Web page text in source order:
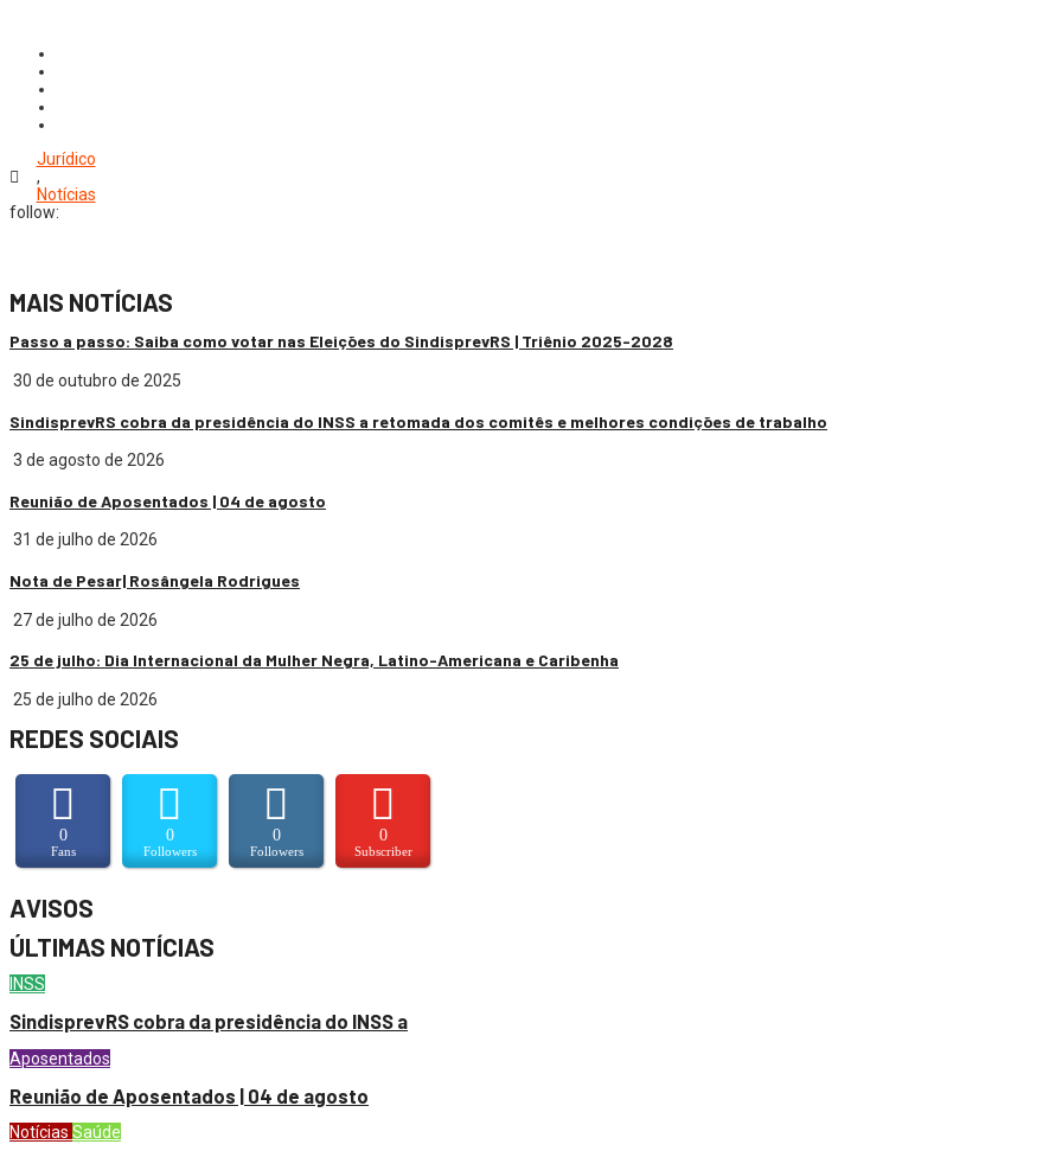
Jurídico
,
Notícias
follow:
MAIS NOTÍCIAS
Passo a passo: Saiba como votar nas Eleições do SindisprevRS | Triênio 2025-2028
30 de outubro de 2025
SindisprevRS cobra da presidência do INSS a retomada dos comitês e melhores condições de trabalho
3 de agosto de 2026
Reunião de Aposentados | 04 de agosto
31 de julho de 2026
Nota de Pesar| Rosângela Rodrigues
27 de julho de 2026
25 de julho: Dia Internacional da Mulher Negra, Latino-Americana e Caribenha
25 de julho de 2026
REDES SOCIAIS
0
Fans
0
Followers
0
Followers
0
Subscriber
AVISOS
ÚLTIMAS NOTÍCIAS
INSS
SindisprevRS cobra da presidência do INSS a
Aposentados
Reunião de Aposentados | 04 de agosto
Notícias Saúde